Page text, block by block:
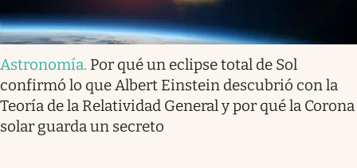
Astronomía. Por qué un eclipse total de Sol
confirmó lo que Albert Einstein descubrió con la
Teoría de la Relatividad General y por qué la Corona
solar guarda un secreto